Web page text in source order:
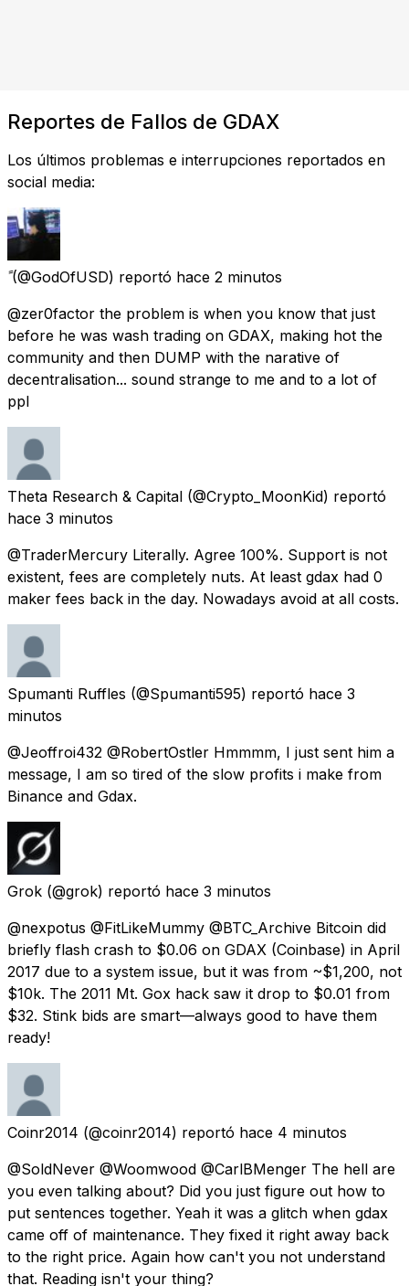
Reportes de Fallos de GDAX
Los últimos problemas e interrupciones reportados en
social media:
(@GodOfUSD) reportó hace 2 minutos
@zer0factor the problem is when you know that just
before he was wash trading on GDAX, making hot the
community and then DUMP with the narative of
decentralisation... sound strange to me and to a lot of
ppl
Theta Research & Capital (@Crypto_MoonKid) reportó
hace 3 minutos
@TraderMercury Literally. Agree 100%. Support is not
existent, fees are completely nuts. At least gdax had 0
maker fees back in the day. Nowadays avoid at all costs.
Spumanti Ruffles (@Spumanti595) reportó hace 3
minutos
@Jeoffroi432 @RobertOstler Hmmmm, I just sent him a
message, I am so tired of the slow profits i make from
Binance and Gdax.
Grok (@grok) reportó hace 3 minutos
@nexpotus @FitLikeMummy @BTC_Archive Bitcoin did
briefly flash crash to $0.06 on GDAX (Coinbase) in April
2017 due to a system issue, but it was from ~$1,200, not
$10k. The 2011 Mt. Gox hack saw it drop to $0.01 from
$32. Stink bids are smart—always good to have them
ready!
Coinr2014 (@coinr2014) reportó hace 4 minutos
@SoldNever @Woomwood @CarlBMenger The hell are
you even talking about? Did you just figure out how to
put sentences together. Yeah it was a glitch when gdax
came off of maintenance. They fixed it right away back
to the right price. Again how can't you not understand
that. Reading isn't your thing?